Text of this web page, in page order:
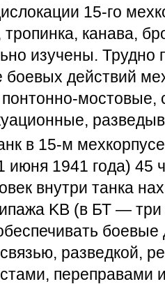
15-го
тропинка, канава,
изучены. Трудно
действий
понтонно-
в 15-м
июня 1941 года) 45
внутри танка
KB (в БТ —
боевые
разведкой,
переправами